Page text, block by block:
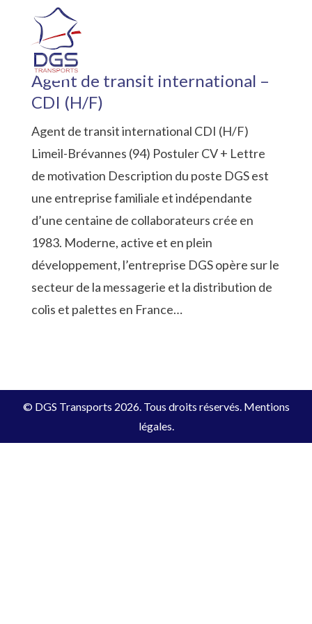
Agent de transit international –
CDI (H/F)
Agent de transit international CDI (H/F)
Limeil-Brévannes (94) Postuler CV + Lettre
de motivation Description du poste DGS est
une entreprise familiale et indépendante
d’une centaine de collaborateurs crée en
1983. Moderne, active et en plein
développement, l’entreprise DGS opère sur le
secteur de la messagerie et la distribution de
colis et palettes en France…
© DGS Transports 2026. Tous droits réservés. Mentions
légales.